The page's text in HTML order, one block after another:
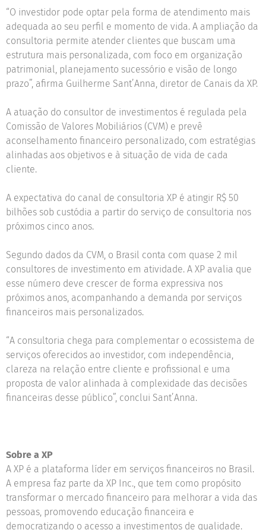
“O investidor pode optar pela forma de atendimento mais
adequada ao seu perfil e momento de vida. A ampliação da
consultoria permite atender clientes que buscam uma
estrutura mais personalizada, com foco em organização
patrimonial, planejamento sucessório e visão de longo
prazo”, afirma Guilherme Sant’Anna, diretor de Canais da XP.
A atuação do consultor de investimentos é regulada pela
Comissão de Valores Mobiliários (CVM) e prevê
aconselhamento financeiro personalizado, com estratégias
alinhadas aos objetivos e à situação de vida de cada
cliente.
A expectativa do canal de consultoria XP é atingir R$ 50
bilhões sob custódia a partir do serviço de consultoria nos
próximos cinco anos.
Segundo dados da CVM, o Brasil conta com quase 2 mil
consultores de investimento em atividade. A XP avalia que
esse número deve crescer de forma expressiva nos
próximos anos, acompanhando a demanda por serviços
financeiros mais personalizados.
“A consultoria chega para complementar o ecossistema de
serviços oferecidos ao investidor, com independência,
clareza na relação entre cliente e profissional e uma
proposta de valor alinhada à complexidade das decisões
financeiras desse público”, conclui Sant’Anna.
Sobre a XP
A XP é a plataforma líder em serviços financeiros no Brasil.
A empresa faz parte da XP Inc., que tem como propósito
transformar o mercado financeiro para melhorar a vida das
pessoas, promovendo educação financeira e
democratizando o acesso a investimentos de qualidade.